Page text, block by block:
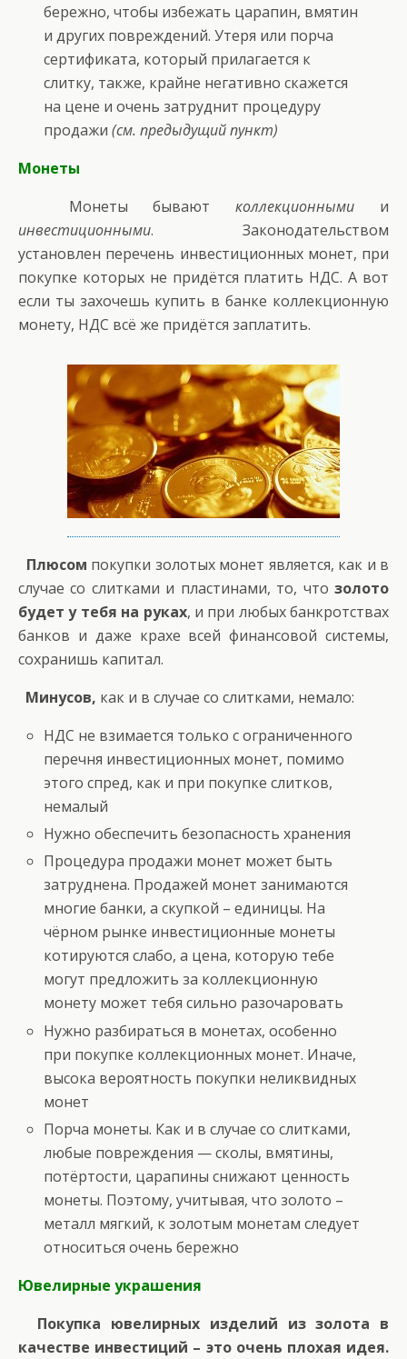
бережно, чтобы избежать царапин, вмятин
и других повреждений. Утеря или порча
сертификата, который прилагается к
слитку, также, крайне негативно скажется
на цене и очень затруднит процедуру
продажи(см. предыдущий пункт)
Монеты
Монеты бываютколлекционными и
инвестиционными. Законодательством
установлен перечень инвестиционных монет, при
покупке которых не придётся платить НДС. А вот
если ты захочешь купить в банке коллекционную
монету, НДС всё же придётся заплатить.
Плюсом покупки золотых монет является, как и в
случае со слитками и пластинами, то, что золото
будет у тебя на руках, и при любых банкротствах
банков и даже крахе всей финансовой системы,
сохранишь капитал.
Минусов, как и в случае со слитками, немало:
НДС не взимается только с ограниченного
перечня инвестиционных монет, помимо
этого спред, как и при покупке слитков,
немалый
Нужно обеспечить безопасность хранения
Процедура продажи монет может быть
затруднена. Продажей монет занимаются
многие банки, а скупкой – единицы. На
чёрном рынке инвестиционные монеты
котируются слабо, а цена, которую тебе
могут предложить за коллекционную
монету может тебя сильно разочаровать
Нужно разбираться в монетах, особенно
при покупке коллекционных монет. Иначе,
высока вероятность покупки неликвидных
монет
Порча монеты. Как и в случае со слитками,
любые повреждения — сколы, вмятины,
потёртости, царапины снижают ценность
монеты. Поэтому, учитывая, что золото –
металл мягкий, к золотым монетам следует
относиться очень бережно
Ювелирные украшения
Покупка ювелирных изделий из золота в
качестве инвестиций – это очень плохая идея.